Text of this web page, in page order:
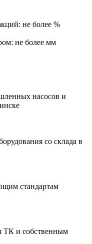
не более %
не более мм